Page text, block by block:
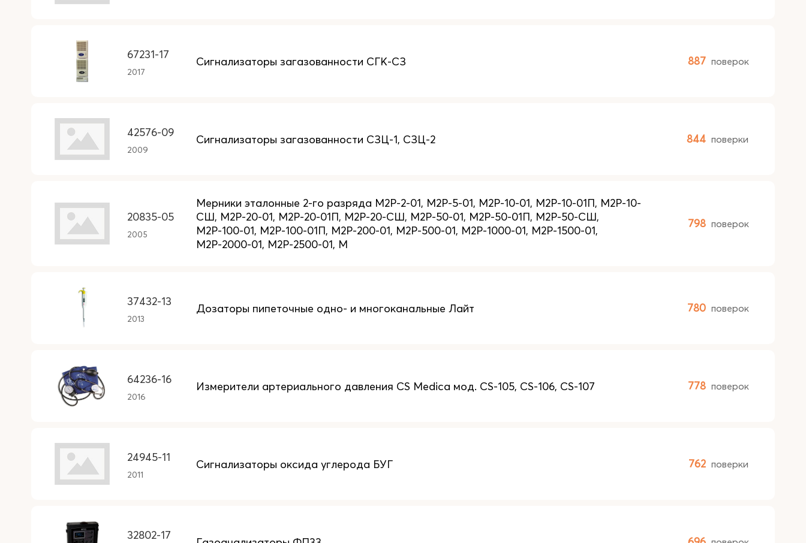
67231-17
2017
Сигнализаторы загазованности СГК-СЗ 887 поверок
42576-09
2009
Сигнализаторы загазованности СЗЦ-1, СЗЦ-2 844 поверки
20835-05
2005
Мерники эталонные 2-го разряда М2Р-2-01, М2Р-5-01, М2Р-10-01, М2Р-10-01П, М2Р-10-
СШ, М2Р-20-01, М2Р-20-01П, М2Р-20-СШ, М2Р-50-01, М2Р-50-01П, М2Р-50-СШ,
М2Р-100-01, М2Р-100-01П, М2Р-200-01, М2Р-500-01, М2Р-1000-01, М2Р-1500-01,
М2Р-2000-01, М2Р-2500-01, М
798 поверок
37432-13
2013
Дозаторы пипеточные одно- и многоканальные Лайт 780 поверок
64236-16
2016
Измерители артериального давления CS Medica мод. CS-105, CS-106, CS-107 778 поверок
24945-11
2011
Сигнализаторы оксида углерода БУГ 762 поверки
32802-17